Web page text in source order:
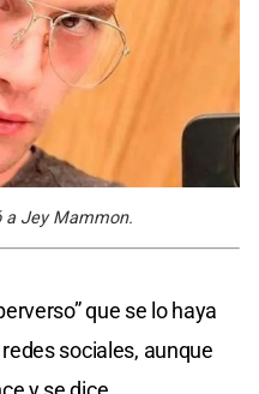
a Jey Mammon.
que se lo haya
sociales, aunque